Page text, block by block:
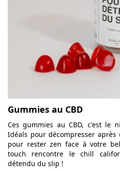
Gummies au CBD
Ces gummies au CBD, c'est le
Idéals pour décompresser
pour rester zen face à votre
touch rencontre le chill
détendu du slip !